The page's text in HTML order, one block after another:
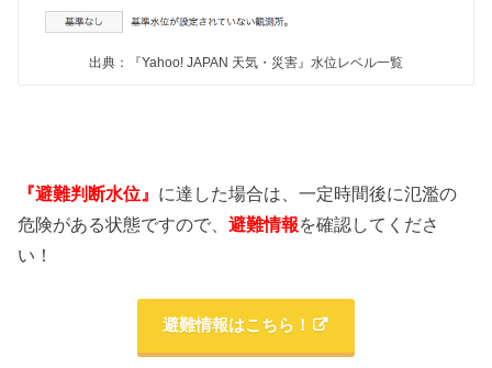
出典：『Yahoo! JAPAN 天気・災害』水位レベル一覧
『避難判断水位』 に達した場合は、一定時間後に氾濫の
危険がある状態ですので、避難情報を確認してくださ
い！
避難情報はこちら！